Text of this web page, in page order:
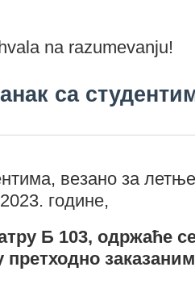
na razumevanju!
са
везано за
године,
Б 103, одржаће